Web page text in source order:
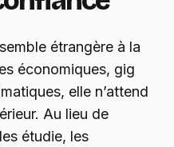
étrangère à la
économiques, gig
elle n’attend
Au lieu de
étudie, les